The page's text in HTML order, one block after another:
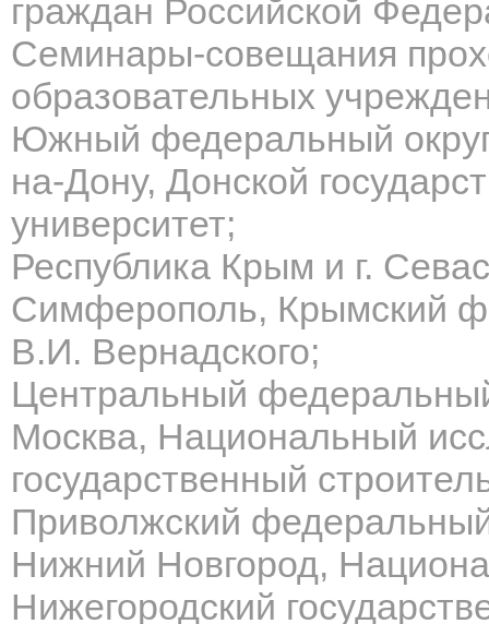
граждан Российской
Семинары-совещания
образовательных
Южный федеральный
на-Дону, Донской
университет;
Республика Крым и г.
Симферополь, Крымский
В.И. Вернадского;
Центральный
Москва, Национальный
государственный
Приволжский федеральный
Нижний Новгород,
Нижегородский